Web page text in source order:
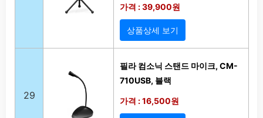
가격 : 39,900원
상품상세 보기
29
필라 컴소닉 스탠드 마이크, CM-
710USB, 블랙
가격 : 16,500원